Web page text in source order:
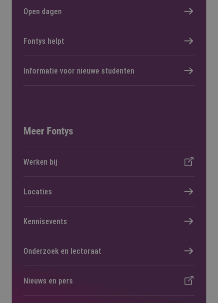
Open dagen
Fontys helpt
Informatie voor nieuwe studenten
Meer Fontys
Werken bij
Locaties
Kennisevents
Onderzoek en lectoraat
Nieuws en pers